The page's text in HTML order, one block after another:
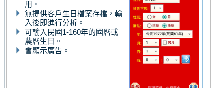
用。
無提供客戶生日檔案存檔，輸
入後即進行分析。
可輸入民國1-160年的國曆或
農曆生日。
會顯示廣告。